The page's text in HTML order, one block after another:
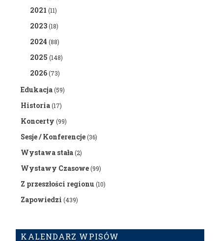
2021 (11)
2023(18)
2024 (88)
2025 (148)
2026(73)
Edukacja(59)
Historia(17)
Koncerty (99)
Sesje / Konferencje(36)
Wystawa stała(2)
Wystawy Czasowe(99)
Z przeszłości regionu(10)
Zapowiedzi (439)
KALENDARZ WPISÓW